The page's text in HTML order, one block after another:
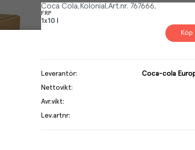
Coca Cola Kolonial Art.nr. 767666
FRP
1x10 l
Köp
Leverantör:
Coca-cola
Nettovikt:
Avr.vikt:
Lev.artnr: